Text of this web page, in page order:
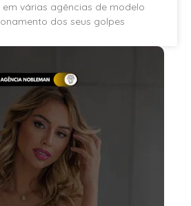
várias agências de modelo
dos seus golpes